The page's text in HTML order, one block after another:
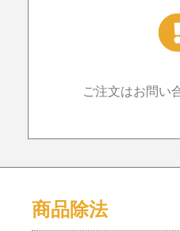
ご注文はお問い
商品除法